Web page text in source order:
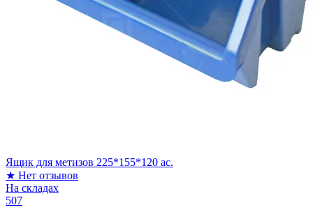
Ящик для метизов 225*155*120 ас.
★ Нет отзывов
На складах
507